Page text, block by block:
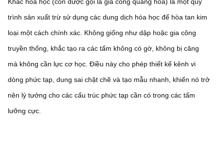
trình sản xuất trừ sử dụng các dung dịch hóa học để hòa tan kim
loại một cách chính xác. Không giống như dập hoặc gia công
truyền thống, khắc tạo ra các tấm không có gờ, không bị căng
mà không cần lực cơ học. Điều này cho phép thiết kế kênh vi
dòng phức tạp, dung sai chặt chẽ và tạo mẫu nhanh, khiến nó trở
nên lý tưởng cho các cấu trúc phức tạp cần có trong các tấm
lưỡng cực.